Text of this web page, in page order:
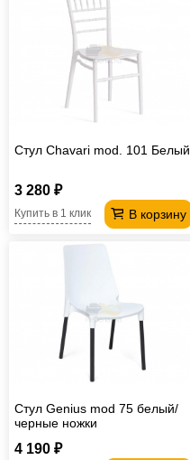
Стул Chavari mod. 101 Белый
3 280 ₽
В корзину
Купить в 1 клик
Стул Genius mod 75 белый/
черные ножки
4 190 ₽